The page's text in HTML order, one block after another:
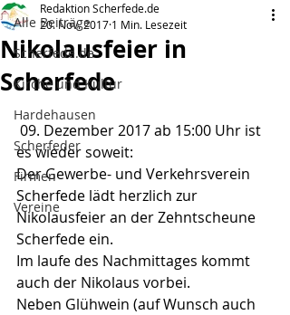
Alle Beiträge
Scherfede.de
Kirche und Kultur
Hardehausen
Scherfeder
Firmen
Vereine
Nikolausfeier in
Scherfede
Redaktion Scherfede.de
20. Nov. 2017 1 Min. Lesezeit
es wieder soweit:
Der Gewerbe- und Verkehrsverein
Scherfede lädt herzlich zur
Nikolausfeier an der Zehntscheune
Scherfede ein.
Im laufe des Nachmittages kommt
auch der Nikolaus vorbei.
Neben Glühwein (auf Wunsch auch